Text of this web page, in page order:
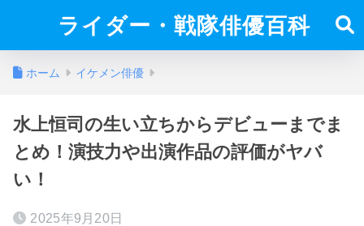
ライダー・戦隊俳優百科
ホーム イケメン俳優
水上恒司の生い立ちからデビューまでま
とめ！演技力や出演作品の評価がヤバ
い！
2025年9月20日